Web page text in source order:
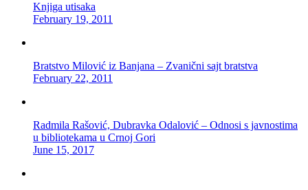
Knjiga utisaka
February 19, 2011
Bratstvo Milović iz Banjana – Zvanični sajt bratstva
February 22, 2011
Radmila Rašović, Dubravka Odalović – Odnosi s javnostima
u bibliotekama u Crnoj Gori
June 15, 2017